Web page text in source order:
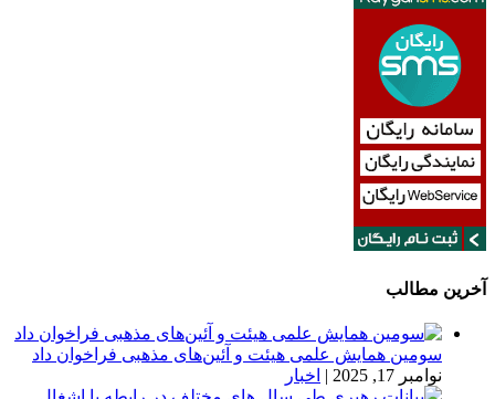
آخرین مطالب
سومین همایش علمی هیئت و آئین‌های مذهبی فراخوان داد
نوامبر 17, 2025
| اخبار